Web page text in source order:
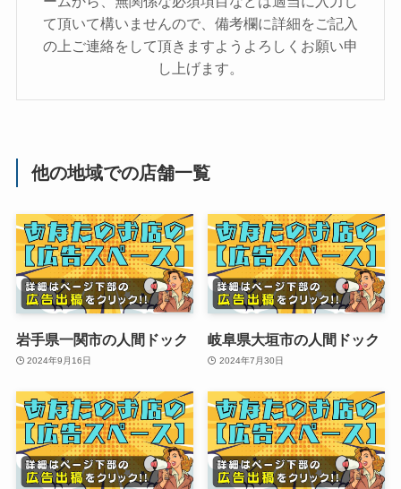
て頂いて構いませんので、備考欄に詳細をご記入
の上ご連絡をして頂きますようよろしくお願い申
し上げます。
他の地域での店舗一覧
岩手県一関市の人間ドック
2024年9月16日
岐阜県大垣市の人間ドック
2024年7月30日